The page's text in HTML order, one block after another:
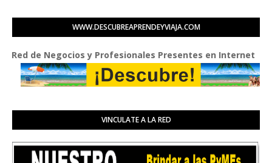
WWW.DESCUBREAPRENDEYVIAJA.COM
Negocios y Profesionales Presentes en Internet
VINCULATE A LA RED